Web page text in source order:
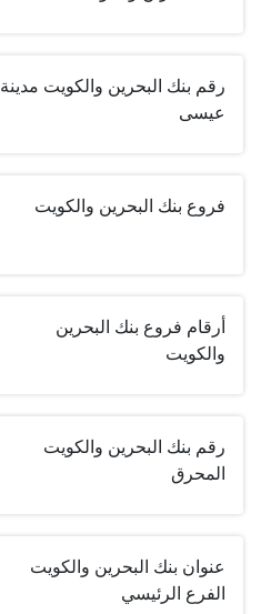
رقم بنك البحرين والكويت مدينة
عيسى
فروع بنك البحرين والكويت
أرقام فروع بنك البحرين
والكويت
رقم بنك البحرين والكويت
المحرق
عنوان بنك البحرين والكويت
الفرع الرئيسي